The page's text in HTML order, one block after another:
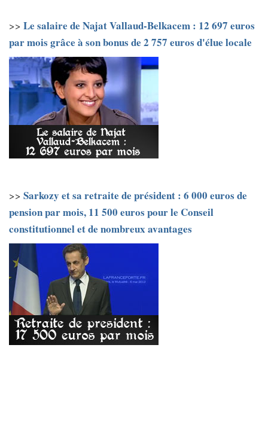
>> Le salaire de Najat Vallaud-Belkacem : 12 697 euros
par mois grâce à son bonus de 2 757 euros d'élue locale
>> Sarkozy et sa retraite de président : 6 000 euros de
pension par mois, 11 500 euros pour le Conseil
constitutionnel et de nombreux avantages